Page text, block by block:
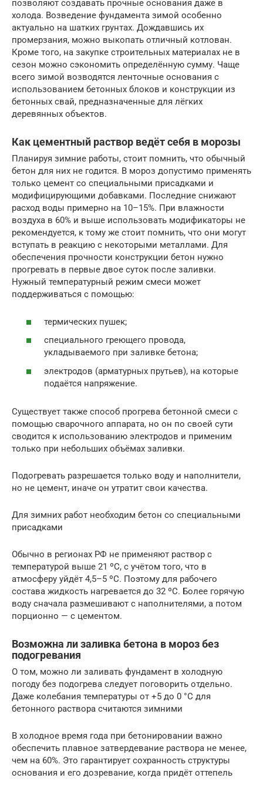
позволяют создавать прочные основания даже в
холода. Возведение фундамента зимой особенно
актуально на шатких грунтах. Дождавшись их
промерзания, можно выкопать отличный котлован.
Кроме того, на закупке строительных материалах не в
сезон можно сэкономить определённую сумму. Чаще
всего зимой возводятся ленточные основания с
использованием бетонных блоков и конструкции из
бетонных свай, предназначенные для лёгких
деревянных объектов.
Как цементный раствор ведёт себя в морозы
Планируя зимние работы, стоит помнить, что обычный
бетон для них не годится. В мороз допустимо применять
только цемент со специальными присадками и
модифицирующими добавками. Последние снижают
расход воды примерно на 10–15%. При влажности
воздуха в 60% и выше использовать модификаторы не
рекомендуется, к тому же стоит помнить, что они могут
вступать в реакцию с некоторыми металлами. Для
обеспечения прочности конструкции бетон нужно
прогревать в первые двое суток после заливки.
Нужный температурный режим смеси может
поддерживаться с помощью:
термических пушек;
специального греющего провода,
укладываемого при заливке бетона;
электродов (арматурных прутьев), на которые
подаётся напряжение.
Существует также способ прогрева бетонной смеси с
помощью сварочного аппарата, но он по своей сути
сводится к использованию электродов и применим
только при небольших объёмах заливки.
Подогревать разрешается только воду и наполнители,
но не цемент, иначе он утратит свои качества.
Для зимних работ необходим бетон со специальными
присадками
Обычно в регионах РФ не применяют раствор с
температурой выше 21 ºC, с учётом того, что в
атмосферу уйдёт 4,5–5 ºC. Поэтому для рабочего
состава жидкость нагревается до 32 ºC. Более горячую
воду сначала размешивают с наполнителями, а потом
порционно — с цементом.
Возможна ли заливка бетона в мороз без
подогревания
О том, можно ли заливать фундамент в холодную
погоду без подогрева следует поговорить отдельно.
Даже колебания температуры от +5 до 0 °C для
бетонного раствора считаются зимними
В холодное время года при бетонировании важно
обеспечить плавное затвердевание раствора не менее,
чем на 60%. Это гарантирует сохранность структуры
основания и его дозревание, когда придёт оттепель